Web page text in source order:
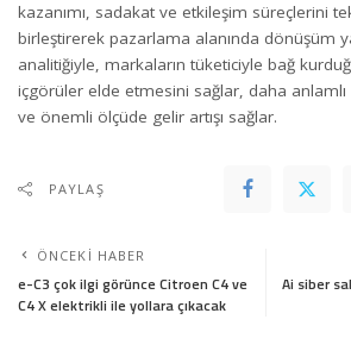
kazanımı, sadakat ve etkileşim süreçlerini
birleştirerek pazarlama alanında dönüşüm
analitiğiyle, markaların tüketiciyle bağ
içgörüler elde etmesini sağlar, daha
ve önemli ölçüde gelir artışı sağlar.
PAYLAŞ
ÖNCEKI HABER
e-C3 çok ilgi görünce Citroen C4 ve
C4 X elektrikli ile yollara çıkacak
Ai siber